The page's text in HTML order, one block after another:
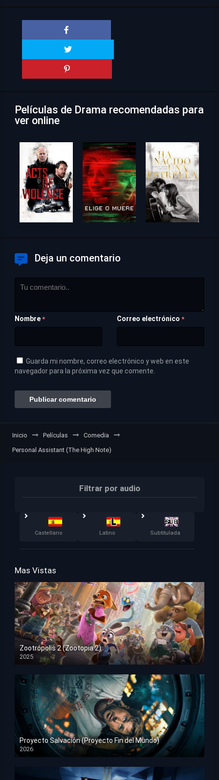
Películas de Drama recomendadas para
ver online
Deja un comentario
Nombre * Correo electrónico *
Guarda mi nombre, correo electrónico y web en este
navegador para la próxima vez que comente.
Inicio Películas
Comedia
Personal Assistant (The High Note)
Filtrar por audio
Castellano Latino Subtitulada
Mas Vistas
Zootrópolis 2 (Zootopia 2)
2025
HD 1080p
Proyecto Salvación (Proyecto Fin del Mundo)
2026
HD 1080p